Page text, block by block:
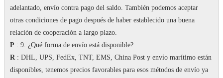
adelantado, envío contra pago del saldo. También podemos aceptar
otras condiciones de pago después de haber establecido una buena
relación de cooperación a largo plazo.
P : 9. ¿Qué forma de envío está disponible?
R: DHL, UPS, FedEx, TNT, EMS, China Post y envío marítimo están
disponibles, tenemos precios favorables para esos métodos de envío ya